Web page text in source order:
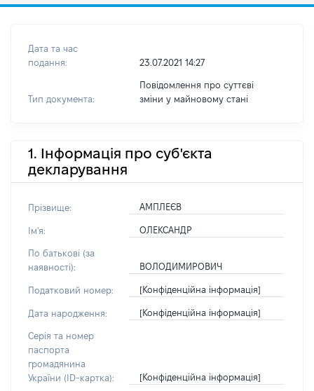
Дата та час
подання:
23.07.2021 14:27
Тип документа:
Повідомлення про суттєві
зміни y майновому стані
1. Інформація про суб'єкта
декларування
Прізвище: АМПЛЕЄВ
Ім'я: ОЛЕКСАНДР
По батькові (за
наявності):
ВОЛОДИМИРОВИЧ
Податковий номер: [Конфіденційна інформація]
Дата народження: [Конфіденційна інформація]
Серія та номер
паспорта
громадянина
України (ID-картка):
[Конфіденційна інформація]